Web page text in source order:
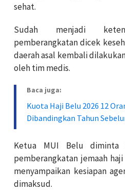
sehat.
Sudah menjadi
pemberangkatan dicek
daerah asal kembali
oleh tim medis.
Baca juga:
Kuota Haji Belu 2026 12
Dibandingkan Tahun
Ketua MUI Belu diminta
pemberangkatan jemaah
menyampaikan kesiapan
dimaksud.